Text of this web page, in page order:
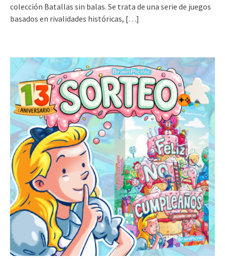
colección Batallas sin balas. Se trata de una serie de juegos
basados en rivalidades históricas, […]